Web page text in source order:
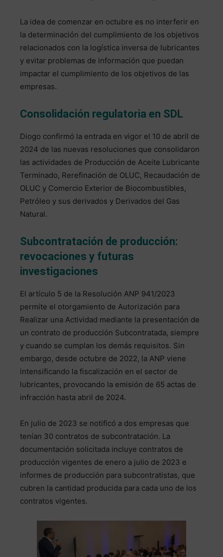
La idea de comenzar en octubre es no interferir en
la determinación del cumplimiento de los objetivos
relacionados con la logística inversa de lubricantes
y evitar problemas de información que puedan
impactar el cumplimiento de los objetivos de las
empresas.
Consolidación regulatoria en SDL
Diogo confirmó la entrada en vigor el 10 de abril de
2024 de las nuevas resoluciones que consolidaron
las actividades de Producción de Aceite Lubricante
Terminado, Rerefinación de OLUC, Recaudación de
OLUC y Comercio Exterior de Biocombustibles,
Petróleo y sus derivados y Derivados del Gas
Natural.
Subcontratación de producción:
revocaciones y futuras
investigaciones
El artículo 5 de la Resolución ANP 941/2023
permite el otorgamiento de Autorización para
Realizar una Actividad mediante la presentación de
un contrato de producción Subcontratada, siempre
y cuando se cumplan los demás requisitos. Sin
embargo, desde octubre de 2022, la ANP viene
intensificando la fiscalización en el sector de
lubricantes, provocando la emisión de 65 actas de
infracción hasta abril de 2024.
En julio de 2023 se notificó a dos empresas que
tenían 30 contratos de subcontratación. La
documentación solicitada incluye contratos de
producción vigentes de enero a julio de 2023 e
informes de producción para subcontratistas, que
cubren la cantidad producida para cada uno de los
contratos vigentes.